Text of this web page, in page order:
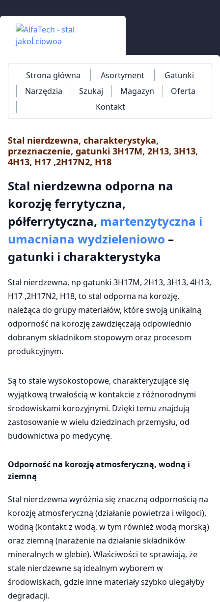
Strona główna Asortyment
Gatunki
Narzędzia
Szukaj Magazyn
Oferta
Kontakt
Stal nierdzewna, charakterystyka,
przeznaczenie, gatunki 3H17M, 2H13, 3H13,
4H13, H17 ,2H17N2, H18
Stal nierdzewna odporna na
korozję ferrytyczna,
półferrytyczna, martenzytyczna i
umacniana wydzieleniowo –
gatunki i charakterystyka
Stal nierdzewna, np gatunki 3H17M, 2H13, 3H13, 4H13,
H17 ,2H17N2, H18, to stal odporna na korozję,
należąca do grupy materiałów, które swoją unikalną
odporność na korozję zawdzięczają odpowiednio
dobranym składnikom stopowym oraz procesom
produkcyjnym.
Są to stale wysokostopowe, charakteryzujące się
wyjątkową trwałością w kontakcie z różnorodnymi
środowiskami korozyjnymi. Dzięki temu znajdują
zastosowanie w wielu dziedzinach przemysłu, od
budownictwa po medycynę.
Odporność na korozję atmosferyczną, wodną i
ziemną
Stal nierdzewna wyróżnia się znaczną odpornością na
korozję atmosferyczną (działanie powietrza i wilgoci),
wodną (kontakt z wodą, w tym również wodą morską)
oraz ziemną (narażenie na działanie składników
mineralnych w glebie). Właściwości te sprawiają, że
stale nierdzewne są idealnym wyborem w
środowiskach, gdzie inne materiały szybko ulegałyby
degradacji.